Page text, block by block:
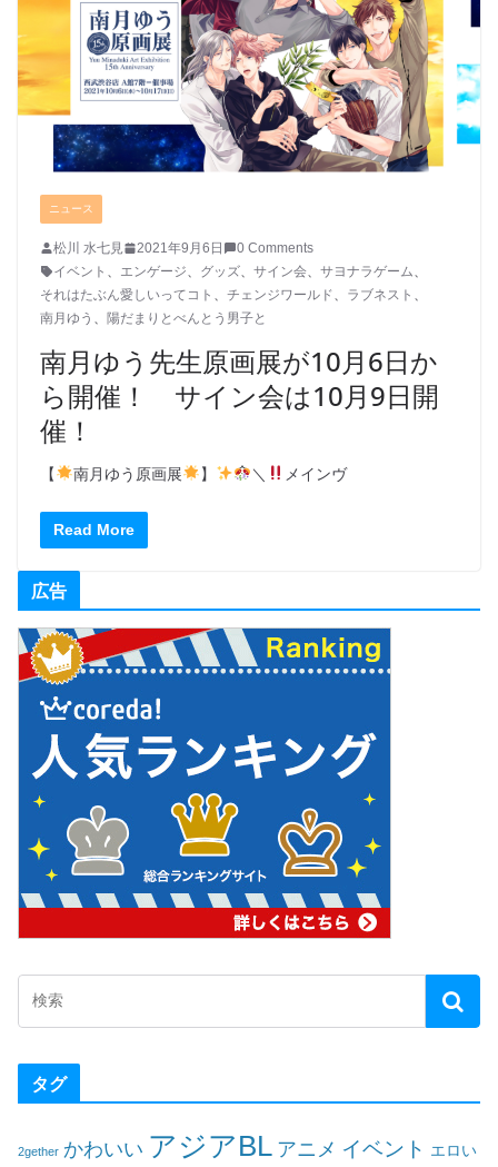
ニュース
松川 水七見 2021年9月6日
0 Comments
イベント
エンゲージ グッズ サイン会 サヨナラゲーム
それはたぶん愛しいってコト
チェンジワールド ラブネスト
南月ゆう
陽だまりとべんとう男子と
南月ゆう先生原画展が10月6日か
ら開催！ サイン会は10月9日開
催！
【 南月ゆう原画展 】 ＼ メインヴ
Read More
広告
タグ
2gether かわいい アジアBL アニメ イベント エロい